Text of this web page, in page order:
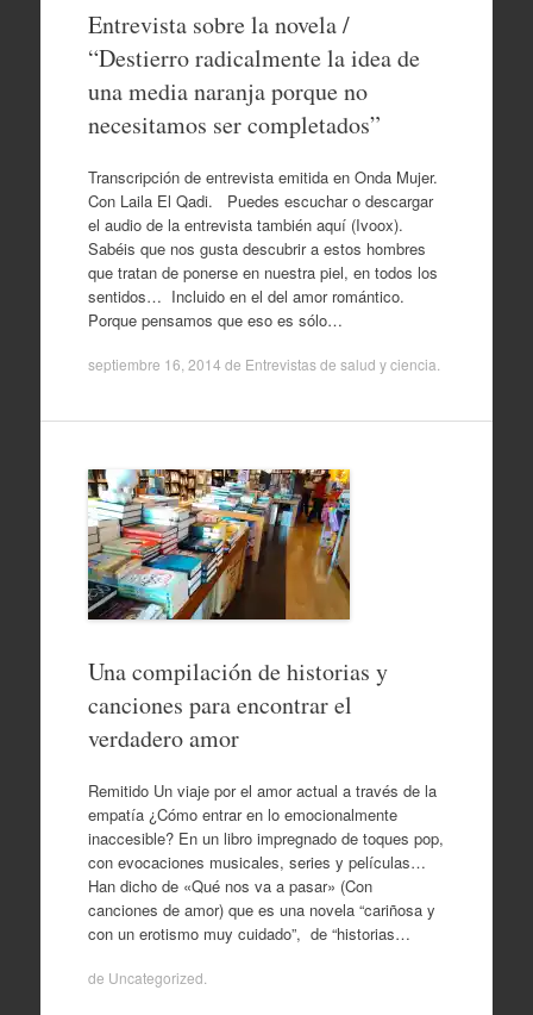
Entrevista sobre la novela /
“Destierro radicalmente la idea de
una media naranja porque no
necesitamos ser completados”
Transcripción de entrevista emitida en Onda Mujer.
Con Laila El Qadi. Puedes escuchar o descargar
el audio de la entrevista también aquí (Ivoox).
Sabéis que nos gusta descubrir a estos hombres
que tratan de ponerse en nuestra piel, en todos los
sentidos… Incluido en el del amor romántico.
Porque pensamos que eso es sólo…
septiembre 16, 2014 de Entrevistas de salud y ciencia
Una compilación de historias y
canciones para encontrar el
verdadero amor
Remitido Un viaje por el amor actual a través de la
empatía ¿Cómo entrar en lo emocionalmente
inaccesible? En un libro impregnado de toques pop,
con evocaciones musicales, series y películas…
Han dicho de «Qué nos va a pasar» (Con
canciones de amor) que es una novela “cariñosa y
con un erotismo muy cuidado”, de “historias…
de Uncategorized